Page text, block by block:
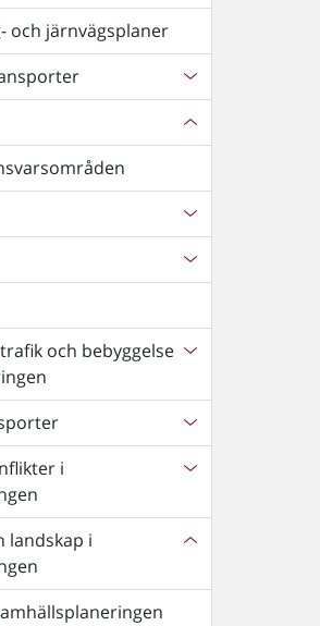
och järnvägsplaner
och bebyggelse
i
landskap i